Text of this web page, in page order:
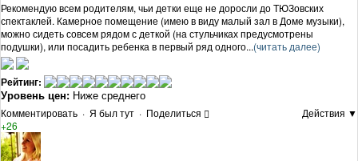
Рекомендую всем родителям, чьи детки еще не доросли до ТЮЗовских
спектаклей. Камерное помещение (имею в виду малый зал в Доме музыки),
можно сидеть совсем рядом с деткой (на стульчиках предусмотрены
подушки), или посадить ребенка в первый ряд одного...(читать далее)
Рейтинг:
Уровень цен: Ниже среднего
Комментировать · Я был тут · Поделиться
Действия ▼
+26